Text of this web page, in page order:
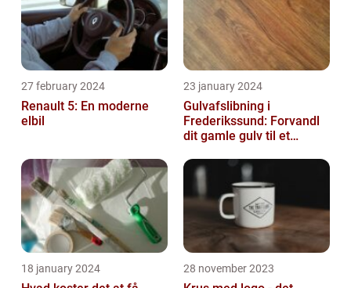
27 february 2024
Renault 5: En moderne
elbil
23 january 2024
Gulvafslibning i
Frederikssund: Forvandl
dit gamle gulv til et
18 january 2024 28 november 2023